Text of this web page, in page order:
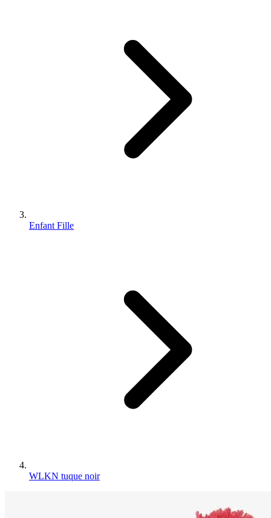
Enfant Fille
WLKN tuque noir